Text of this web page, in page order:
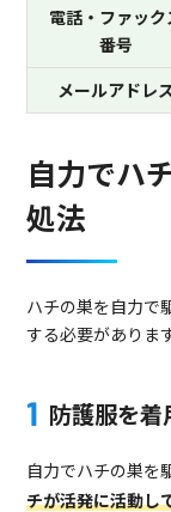
電話・ファック
番号
メールアドレ
自力でハ
処法
ハチの巣を自力で
する必要があります
防護服を着
自力でハチの巣を
チが活発に活動し